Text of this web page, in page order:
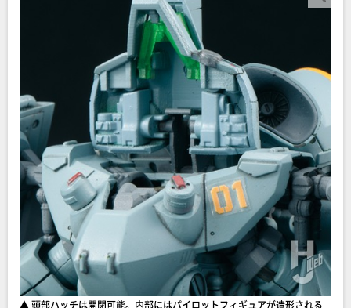
▲ 頭部ハッチは開閉可能。内部にはパイロットフィギュアが造形される